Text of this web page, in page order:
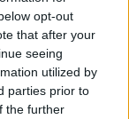
opt-out
that after your
seeing
utilized by
parties prior to
the further
το θέμα του
τα
ευρωπαϊκό